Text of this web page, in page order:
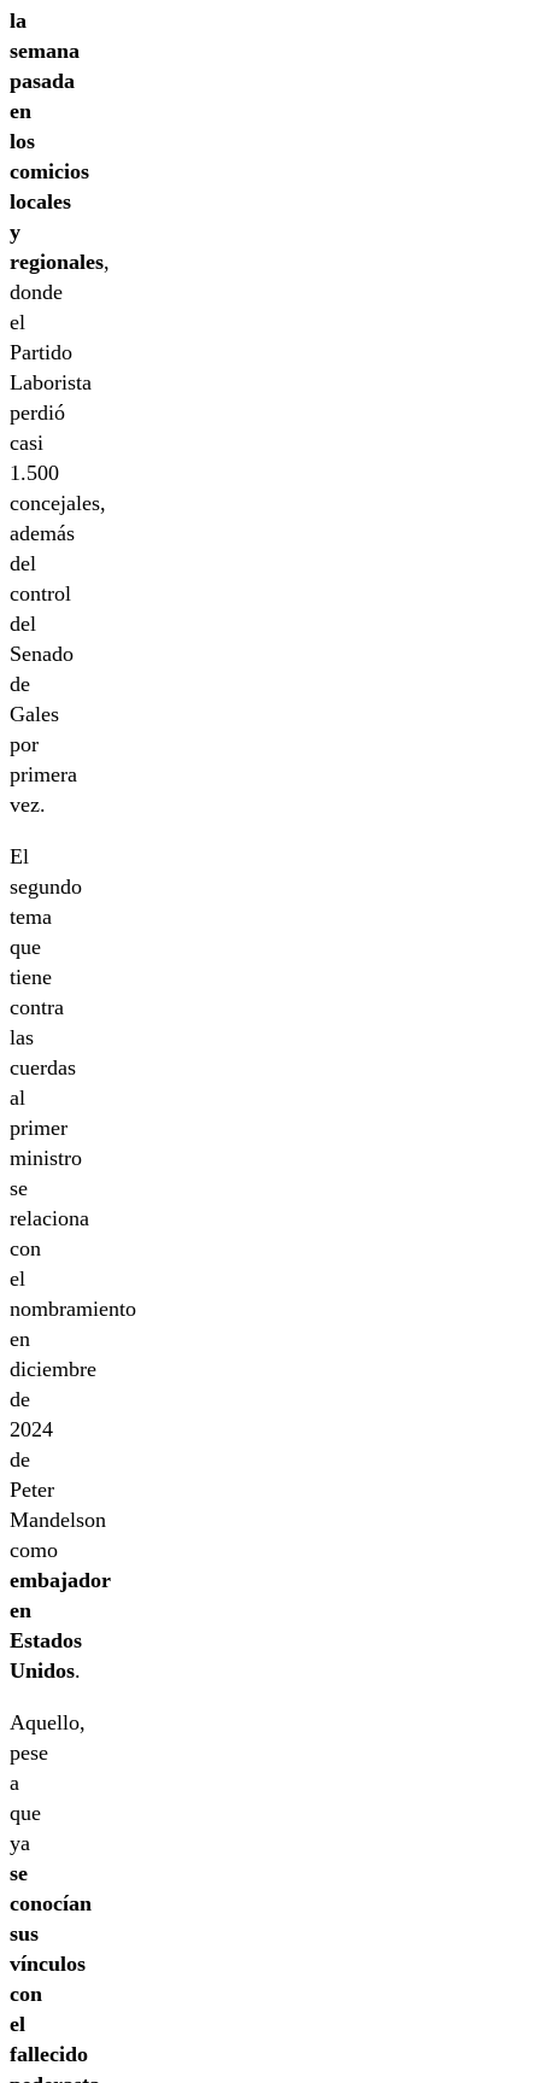
la
semana
pasada
en
los
comicios
locales
y
regionales,
donde
el
Partido
Laborista
perdió
casi
1.500
concejales,
además
del
control
del
Senado
de
Gales
por
primera
vez.
El
segundo
tema
que
tiene
contra
las
cuerdas
al
primer
ministro
se
relaciona
con
el
nombramiento
en
diciembre
de
2024
de
Peter
Mandelson
como
embajador
en
Estados
Unidos.
Aquello,
pese
a
que
ya
se
conocían
sus
vínculos
con
el
fallecido